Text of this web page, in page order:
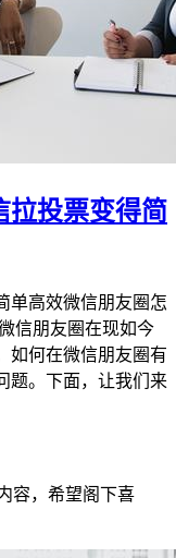
拉投票变得简
单高效微信朋友圈怎
信朋友圈在现如今
如何在微信朋友圈有
题。下面，让我们来
容，希望阁下喜